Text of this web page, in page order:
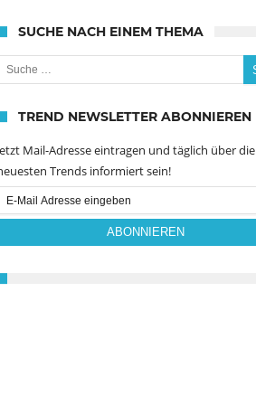
SUCHE NACH EINEM THEMA
nach:
TREND NEWSLETTER ABONNIEREN
Mail-Adresse eintragen und täglich über die
Trends informiert sein!
ABONNIEREN